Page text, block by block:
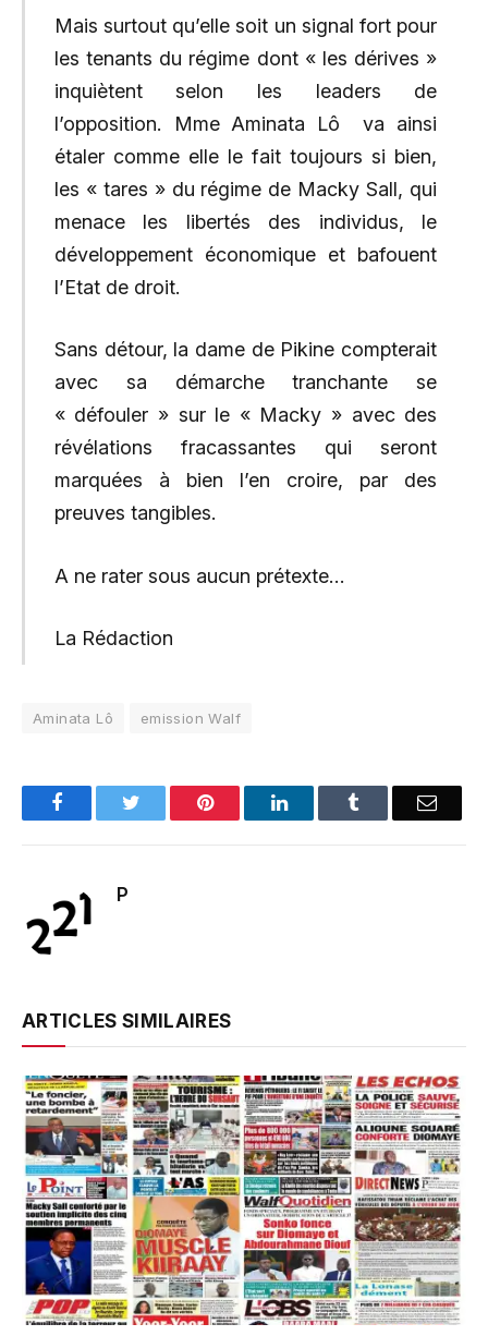
Mais surtout qu’elle soit un signal fort pour
les tenants du régime dont « les dérives »
inquiètent selon les leaders de
l’opposition. Mme Aminata Lô va ainsi
étaler comme elle le fait toujours si bien,
les « tares » du régime de Macky Sall, qui
menace les libertés des individus, le
développement économique et bafouent
l’Etat de droit.
Sans détour, la dame de Pikine compterait
avec sa démarche tranchante se
« défouler » sur le « Macky » avec des
révélations fracassantes qui seront
marquées à bien l’en croire, par des
preuves tangibles.
A ne rater sous aucun prétexte…
La Rédaction
Aminata Lô emission Walf
FacebookTwitter Pinterest LinkedInTumblr Email
P
ARTICLES SIMILAIRES